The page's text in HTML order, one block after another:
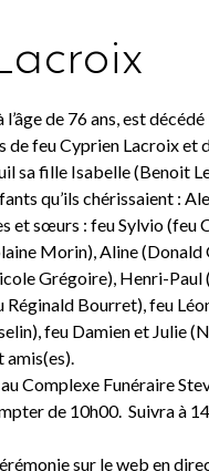
de 76 ans, est
feu Cyprien Lacroix et
sa fille Isabelle (Benoit
qu’ils chérissaient :
et sœurs : feu Sylvio
Morin), Aline (Donald
Grégoire), Henri-
Bourret), feu
feu Damien et Julie
amis(es).
Complexe Funéraire
de 10h00. Suivra à
sur le web en